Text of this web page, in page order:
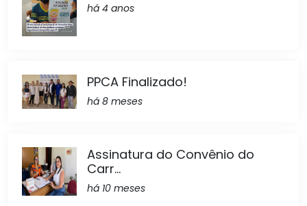
há 4 anos
PPCA Finalizado!
há 8 meses
Assinatura do Convênio do
Carr...
há 10 meses